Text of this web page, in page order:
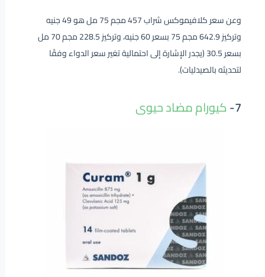
وعن سعر كلافيموكس شراب 457 مجم 75 مل هو 49 جنيه
وتركيز 642.9 مجم 75 بسعر 60 جنيه، وتركيز 228.5 مجم 70 مل
بسعر 30.5 (يجدر الإشارة إلى احتمالية تغير سعر الدواء وفقًا
لتحديثه بالصيدليات).
7- كيورام مضاد حيوى